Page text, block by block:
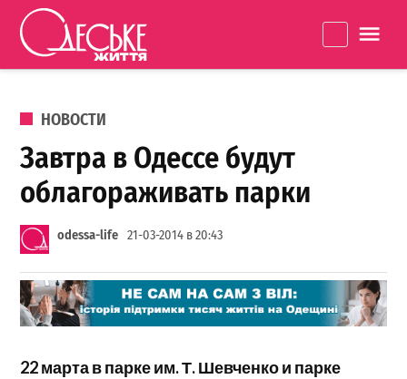
Перейти к содержанию
життя
ОПУБЛИКОВАНО В
НОВОСТИ
Завтра в Одессе будут
облагораживать парки
odessa-life 21-03-2014 в 20:43
22 марта в парке им. Т. Шевченко и парке